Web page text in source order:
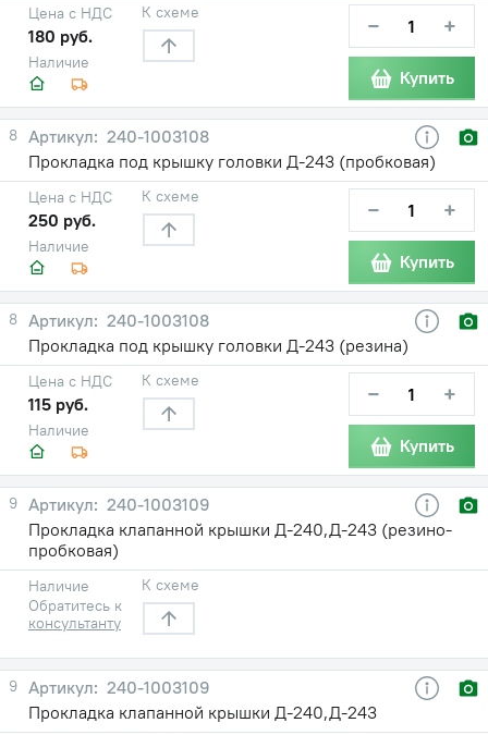
Наличие
Цена с НДС
180 руб.
К схеме − +
Купить
8
240-1003108
Прокладка под крышку головки Д-243 (пробковая)
Наличие
Цена с НДС
250 руб.
К схеме − +
Купить
8
240-1003108
Прокладка под крышку головки Д-243 (резина)
Наличие
Цена с НДС
115 руб.
К схеме − +
Купить
9
240-1003109
Прокладка клапанной крышки Д-240,Д-243 (резино-
пробковая)
Наличие
Обратитесь к
консультанту
К схеме
9
240-1003109
Прокладка клапанной крышки Д-240,Д-243